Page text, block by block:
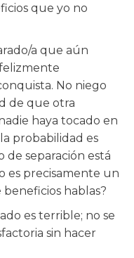
que yo no
a que aún
No niego
de que otra
haya tocado en
probabilidad es
de separación está
es precisamente un
hablas?
es terrible; no se
sin hacer